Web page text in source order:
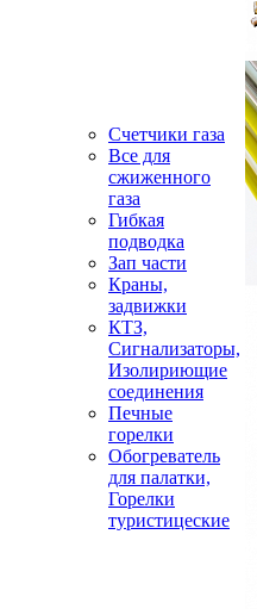
Счетчики газа
Все для
сжиженного
газа
Гибкая
подводка
Зап части
Краны,
задвижки
КТЗ,
Сигнализаторы,
Изолириющие
соединения
Печные
горелки
Обогреватель
для палатки,
Горелки
туристицеские